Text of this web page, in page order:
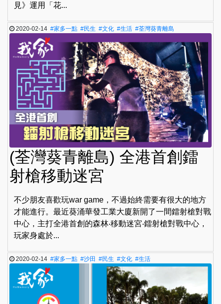
見》運用「花...
2020-02-14#家多一點 #民生 #文化 #生活 #荃灣葵青離島
(荃灣葵青離島) 全港首創鐳
射槍移動迷宮
不少朋友喜歡玩war game，不過始終需要有很大的地方
才能進行。最近葵涌華發工業大廈新開了一間鐳射槍對戰
中心，主打全港首創的森林‧移動迷宮‧鐳射槍對戰中心，
玩家身處於...
2020-02-14#家多一點 #沙田 #民生 #文化 #生活